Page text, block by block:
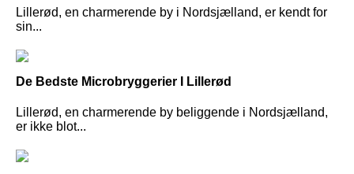
Lillerød, en charmerende by i Nordsjælland, er kendt for
sin...
De Bedste Microbryggerier I Lillerød
Lillerød, en charmerende by beliggende i Nordsjælland,
er ikke blot...